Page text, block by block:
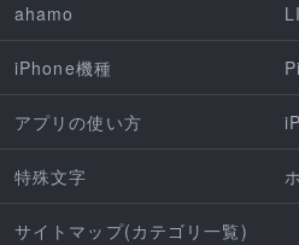
ahamo
iPhone機種
アプリの使い方
特殊文字
サイトマップ(カテゴリ一覧)